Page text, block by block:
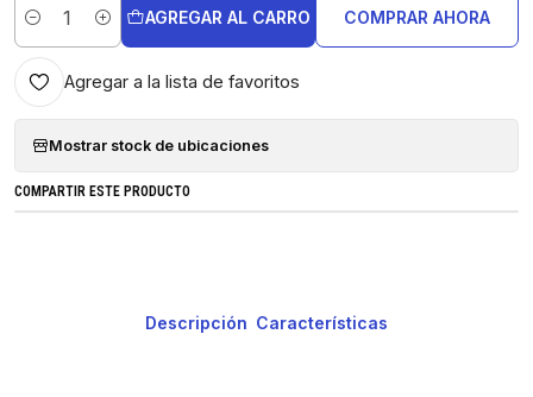
Cantidad
AGREGAR AL CARRO COMPRAR AHORA
Agregar a la lista de favoritos
Mostrar stock de ubicaciones
COMPARTIR ESTE PRODUCTO
Descripción Características